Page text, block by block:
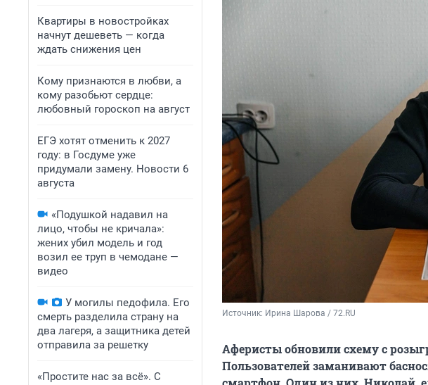
Квартиры в новостройках
начнут дешеветь — когда
ждать снижения цен
Кому признаются в любви, а
кому разобьют сердце:
любовный гороскоп на август
ЕГЭ хотят отменить к 2027
году: в Госдуме уже
придумали замену. Новости 6
августа
«Подушкой надавил на
лицо, чтобы не кричала»:
жених убил модель и год
возил ее труп в чемодане —
видео
У могилы педофила. Его
смерть разделила страну на
два лагеря, а защитника детей
отправила за решетку
«Простите нас за всё». С
Источник: Ирина Шарова / 72.RU
Аферисты обновили схему с
Пользователей заманивают